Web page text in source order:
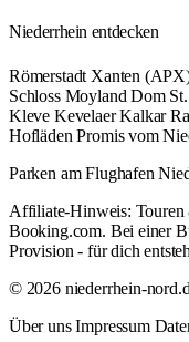
Niederrhein entdecken
Römerstadt Xanten
Schloss Moyland Dom
Kleve Kevelaer Kalkar
Hofläden Promis vom
Parken am Flughafen
Affiliate-Hinweis: Touren
Booking.com. Bei einer
Provision - für dich
© 2026 niederrhein-
Über uns Impressum